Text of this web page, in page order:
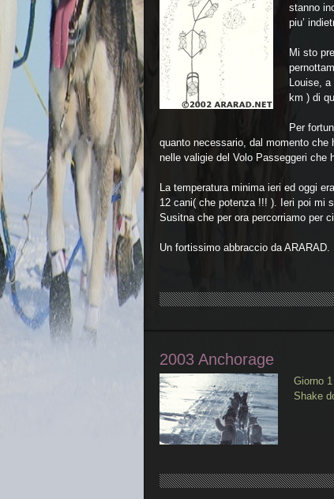
stanno
piu’
Mi sto
Louise,
km ) di
Per
quanto necessario, dal momento che
nelle valigie del Volo Passeggeri che
La temperatura minima ieri ed oggi
12 cani( che potenza !!! ). Ieri poi mi
Susitna che per ora percorriamo per
Un fortissimo abbraccio da ARARAD.
2003 Anchorage
Giorno 1
Shake